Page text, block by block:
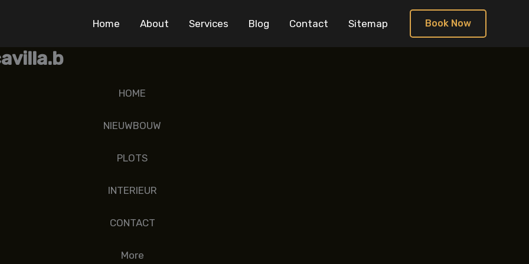
Home About Services Blog Contact Sitemap Book Now
HOME
NIEUWBOUW
PLOTS
INTERIEUR
CONTACT
More